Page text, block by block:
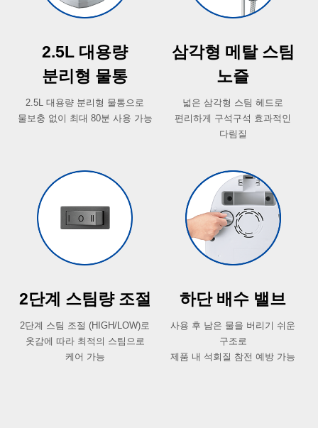
2.5L 대용량
분리형 물통
2.5L 대용량 분리형 물통으로
물보충 없이 최대 80분 사용 가능
삼각형 메탈 스팀
노즐
넓은 삼각형 스팀 헤드로
편리하게 구석구석 효과적인
다림질
2단계 스팀량 조절
2단계 스팀 조절 (HIGH/LOW)로
옷감에 따라 최적의 스팀으로
케어 가능
하단 배수 밸브
사용 후 남은 물을 버리기 쉬운
구조로
제품 내 석회질 참전 예방 가능